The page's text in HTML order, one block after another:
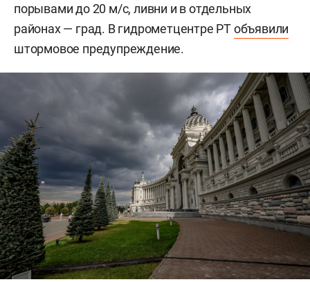
порывами до 20 м/c, ливни и в отдельных
районах — град. В гидрометцентре РТобъявили
штормовое предупреждение.